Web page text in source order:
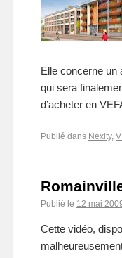
Elle concerne un
qui sera
d’acheter en
Publié dans Nexity,
Publié le 12 mai
Cette vidéo,